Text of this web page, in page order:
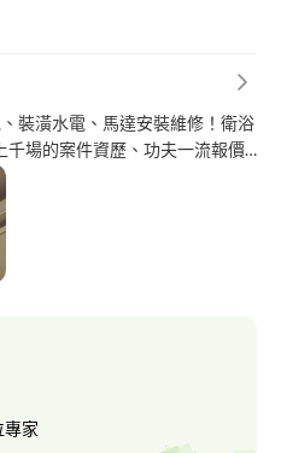
裝潢水電、馬達安裝維修！衛浴
千場的案件資歷、功夫一流報價
專家